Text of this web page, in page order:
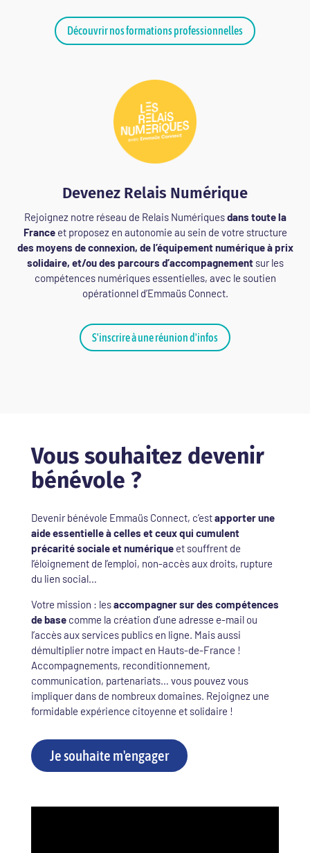
Découvrir nos formations professionnelles
Devenez Relais Numérique
Rejoignez notre réseau de Relais Numériquesdans toute la
Franceet proposez en autonomie au sein de votre structure
des moyens de connexion, de l’équipement numérique à prix
solidaire, et/ou des parcours d’accompagnementsur les
compétences numériques essentielles, avec le soutien
opérationnel d’Emmaüs Connect.
S'inscrire à une réunion d'infos
Vous souhaitez devenir
bénévole ?
Devenir bénévole Emmaüs Connect, c’estapporter une
aide essentielle à celles et ceux qui cumulent
précarité sociale et numériqueet souffrent de
l’éloignement de l’emploi, non-accès aux droits, rupture
du lien social…
Votre mission : lesaccompagner sur des compétences
de basecomme la création d’une adresse e-mail ou
l’accès aux services publics en ligne. Mais aussi
démultiplier notre impact en Hauts-de-France !
Accompagnements, reconditionnement,
communication, partenariats… vous pouvez vous
impliquer dans de nombreux domaines. Rejoignez une
formidable expérience citoyenne et solidaire !
Je souhaite m'engager